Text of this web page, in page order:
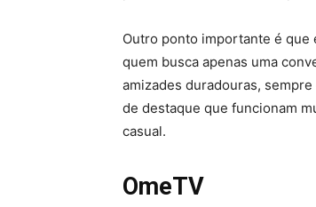
Outro ponto importante é
quem busca apenas uma
amizades duradouras,
de destaque que funcionam
casual.
OmeTV